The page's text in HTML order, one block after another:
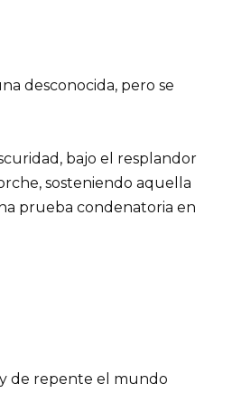
desconocida, pero se
bajo el resplandor
sosteniendo aquella
prueba condenatoria en
de repente el mundo